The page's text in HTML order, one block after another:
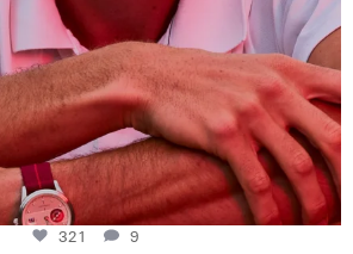
321 9